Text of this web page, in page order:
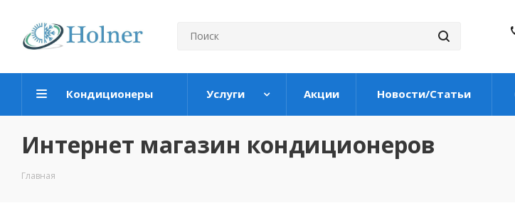
Кондиционеры Услуги Акции Новости/Статьи
Интернет магазин кондиционеров
Главная